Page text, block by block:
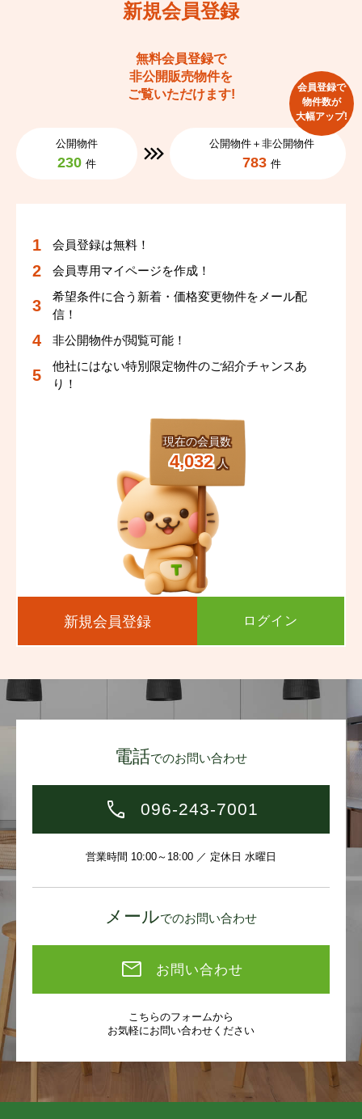
約24.50㎡のゆとりある広さがあり、洗濯物干しはもちろ
テーブルやチェアを置いてくつろぎスペースとしても活用
ガーデニングやお子様の遊び場など、多目的に楽しめ
三方向採光の角部屋につき、室内は明るく開放的な住空
ライバシーにも配慮された住戸です。
リビングはなんと22.5帖の広々LDK！
ダイニングテーブルやソファの配置もしやすく、ご家族と
各居室に収納スペースを確保しており、収納力も◎
エントランスはモニター付きオートロック式、宅配ボック
セキュリティ面も安心ですね♪
周辺環境も魅力的！
ゆめタウンはませんが徒歩2分、しかもマンションの目の
前！
そのほかコンビニ、幼稚園、保育園、学校も徒歩圏内にそ
ろう好立地です。
小・中学校ともに1km圏内！お子様も安心して通学できま
ぜひ一度、ご検討くださいませ♪
可能性がございます。
詳しくはお問い合わせください。）
※駐車場の空き情報の詳細はお問合せください。
※緩衝区（中学校）：託麻中学校／出水南中学校
物件は最新の情報を記載するよう心がけておりますが、
来客されました際にあわせてご紹介を行っているため、す
新規会員登録
無料会員登録で
非公開販売物件を
ご覧いただけます!
公開物件
230 件
公開物件＋非公開物件
783 件
会員登録で
物件数が
大幅アップ!
現在の会員数
4,032 人
会員登録は無料！
会員専用マイページを作成！
希望条件に合う新着・価格変更物件をメール配
信！
非公開物件が閲覧可能！
他社にはない特別限定物件のご紹介チャンスあ
り！
新規会員登録 ログイン
電話でのお問い合わせ
096-243-7001
営業時間 10:00～18:00 ／ 定休日 水曜日
メールでのお問い合わせ
お問い合わせ
こちらのフォームから
お気軽にお問い合わせください